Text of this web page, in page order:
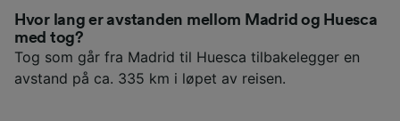
Hvor lang er avstanden mellom Madrid og Huesca
med tog?
Tog som går fra Madrid til Huesca tilbakelegger en
avstand på ca. 335 km i løpet av reisen.